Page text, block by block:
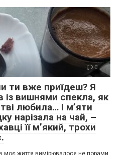
0
ти вже приїдеш? Я
із вишнями спекла, як
любила… І м’яти
нарізала на чай, –
її м’який, трохи